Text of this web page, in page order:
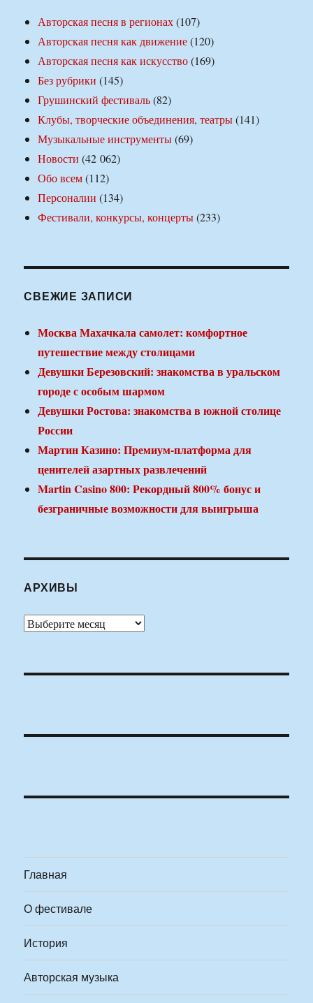
Авторская песня в регионах(107)
Авторская песня как движение(120)
Авторская песня как искусство(169)
Без рубрики (145)
Грушинский фестиваль(82)
Клубы, творческие объединения, театры(141)
Музыкальные инструменты(69)
Новости (42 062)
Обо всем(112)
Персоналии (134)
Фестивали, конкурсы, концерты(233)
СВЕЖИЕ ЗАПИСИ
Москва Махачкала самолет: комфортное
путешествие между столицами
Девушки Березовский: знакомства в уральском
городе с особым шармом
Девушки Ростова: знакомства в южной столице
России
Мартин Казино: Премиум-платформа для
ценителей азартных развлечений
Martin Casino 800: Рекордный 800% бонус и
безграничные возможности для выигрыша
АРХИВЫ
Архивы
Главная
О фестивале
История
Авторская музыка